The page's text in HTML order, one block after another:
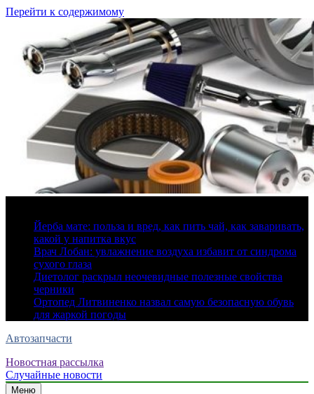
Перейти к содержимому
Йерба мате: польза и вред, как пить чай, как заваривать,
какой у напитка вкус
Врач Лобан: увлажнение воздуха избавит от синдрома
сухого глаза
Диетолог раскрыл неочевидные полезные свойства
черники
Ортопед Литвиненко назвал самую безопасную обувь
для жаркой погоды
Автозапчасти
Новостная рассылка
Случайные новости
Меню